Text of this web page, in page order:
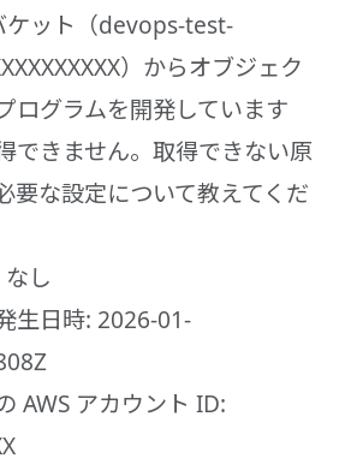
ケット（devops-test-
）からオブジェク
ログラムを開発しています
できません。取得できない原
要な設定について教えてくだ
し
生日時: 2026-01-
AWS アカウント ID: